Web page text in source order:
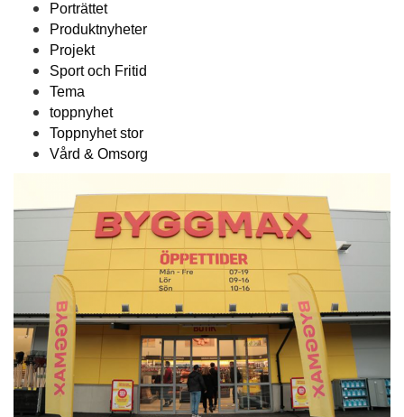
Porträttet
Produktnyheter
Projekt
Sport och Fritid
Tema
toppnyhet
Toppnyhet stor
Vård & Omsorg